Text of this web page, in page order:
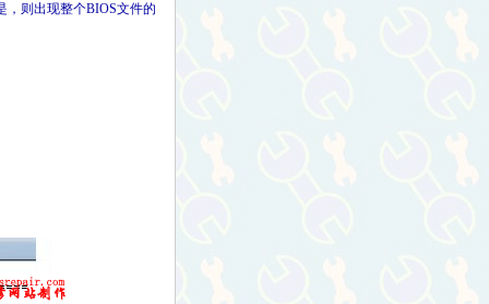
，则出现整个BIOS文件的